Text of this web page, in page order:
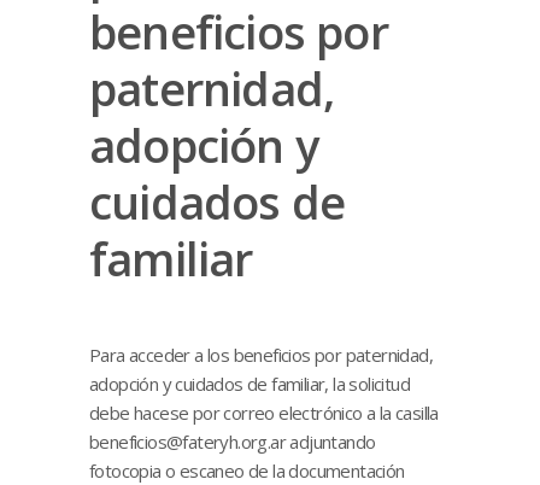
beneficios por
paternidad,
adopción y
cuidados de
familiar
Para acceder a los beneficios por paternidad,
adopción y cuidados de familiar, la solicitud
debe hacese por correo electrónico a la casilla
beneficios@fateryh.org.aradjuntando
fotocopia o escaneo de la documentación